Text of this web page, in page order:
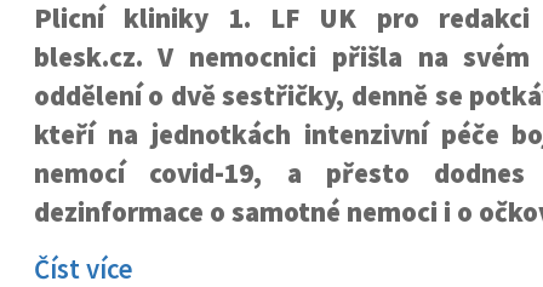
Plicní kliniky 1. LF UK pro redakci
blesk.cz. V nemocnici přišla na svém
oddělení o dvě sestřičky, denně se
kteří na jednotkách intenzivní péče
nemocí covid-19, a přesto dodnes
dezinformace o samotné nemoci i o
Číst více